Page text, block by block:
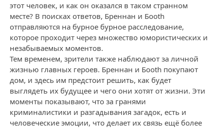
этот человек, и как он оказался в таком странном
месте? В поисках ответов, Бреннан и Боoth
отправляются на бурное бурное расследование,
которое проходит через множество юмористических и
незабываемых моментов.
Тем временем, зрители также наблюдают за личной
жизнью главных героев. Бреннан и Боoth покупают
дом, и здесь им предстоит решить, как будет
выглядеть их будущее и чего они хотят от жизни. Эти
моменты показывают, что за гранями
криминалистики и разгадывания загадок, есть и
человеческие эмоции, что делает их связь ещё более